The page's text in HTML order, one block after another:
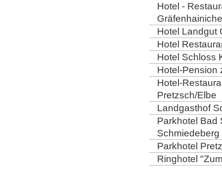
Hotel -
Hotel Landgut
Hotel
Hotel Schloss
Hotel-Pension
Hotel-
Pretzsch/Elbe
Landgasthof
Parkhotel Bad
Schmiedeberg
Parkhotel
Ringhotel